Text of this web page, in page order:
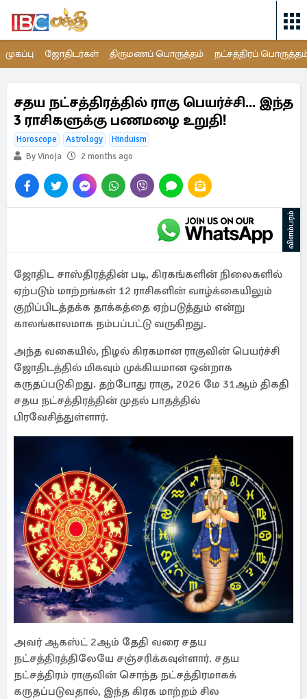
முகப்பு ஜோதிடர்கள் திருமணப் பொருத்தம் நட்சத்திரப்
சதய நட்சத்திரத்தில் ராகு பெயர்ச்சி... இந்த
3 ராசிகளுக்கு பணமழை உறுதி!
Horoscope Astrology
Hinduism
By Vinoja
2 months ago
விளம்பரம்
ஜோதிட சாஸ்திரத்தின் படி, கிரகங்களின் நிலைகளில்
ஏற்படும் மாற்றங்கள் 12 ராசிகளின் வாழ்க்கையிலும்
குறிப்பிடத்தக்க தாக்கத்தை ஏற்படுத்தும் என்று
காலங்காலமாக நம்பப்பட்டு வருகிறது.
அந்த வகையில், நிழல் கிரகமான ராகுவின் பெயர்ச்சி
ஜோதிடத்தில் மிகவும் முக்கியமான ஒன்றாக
கருதப்படுகிறது. தற்போது ராகு, 2026 மே 31ஆம் திகதி
சதய நட்சத்திரத்தின் முதல் பாதத்தில்
பிரவேசித்துள்ளார்.
அவர் ஆகஸ்ட் 2ஆம் தேதி வரை சதய
நட்சத்திரத்திலேயே சஞ்சரிக்கவுள்ளார். சதய
நட்சத்திரம் ராகுவின் சொந்த நட்சத்திரமாகக்
கருதப்படுவதால், இந்த கிரக மாற்றம் சில